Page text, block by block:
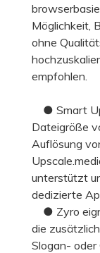
Möglichkeit,
ohne
empfohlen.
● Smart
Dateigröße
Auflösung
unterstützt
dedizierte
● Zyro
die
Slogan-